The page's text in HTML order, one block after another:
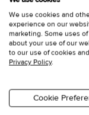
We use cookies and
experience on our
marketing. Some uses
about your use of our
to our use of cookies
Privacy Policy.
Cookie